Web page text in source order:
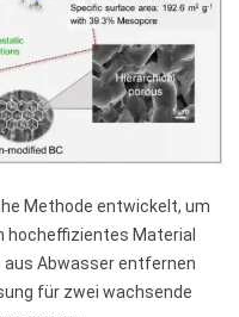
Methode entwickelt, um
hocheffizientes Material
Abwasser entfernen
für zwei wachsende